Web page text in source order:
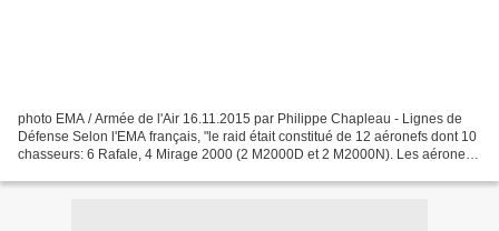
photo EMA / Armée de l'Air 16.11.2015 par Philippe Chapleau - Lignes de
Défense Selon l'EMA français, "le raid était constitué de 12 aéronefs dont 10
chasseurs: 6 Rafale, 4 Mirage 2000 (2 M2000D et 2 M2000N). Les aéronefs